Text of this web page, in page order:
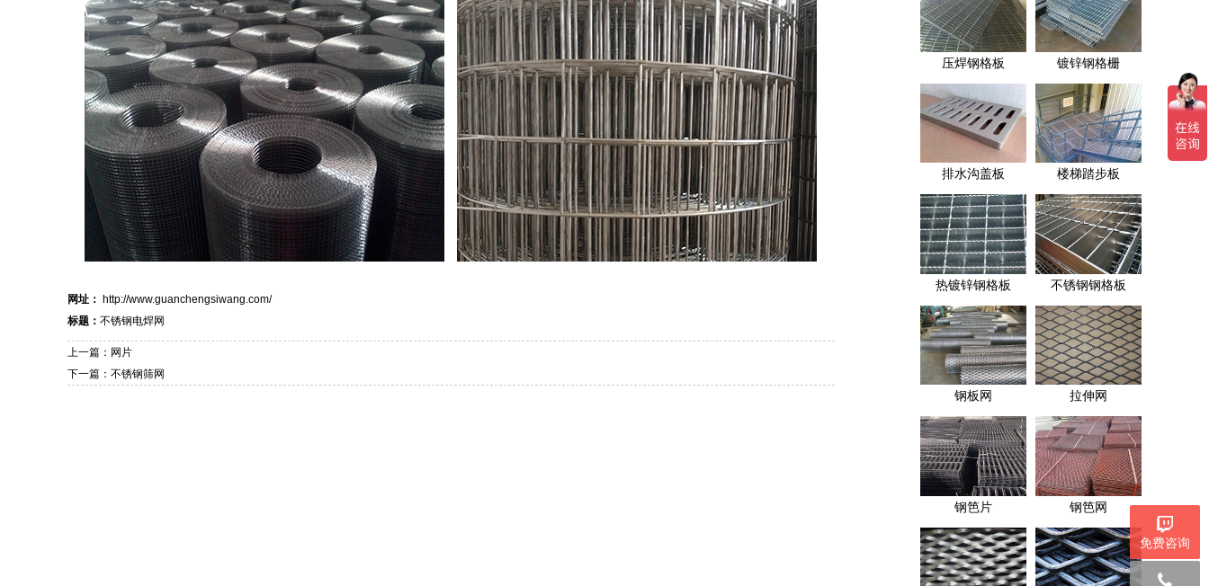
网址： http://www.guanchengsiwang.com/
标题： 不锈钢电焊网
上一篇：网片
下一篇：不锈钢筛网
压焊钢格板 镀锌钢格栅
排水沟盖板 楼梯踏步板
热镀锌钢格板 不锈钢钢格板
钢板网 拉伸网
钢笆片 钢笆网
免费咨询